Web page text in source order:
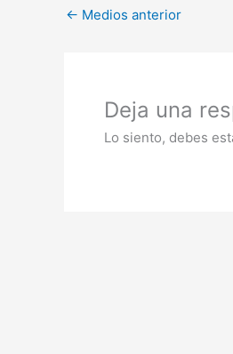
← Medios anterior
Deja una
Lo siento, debes